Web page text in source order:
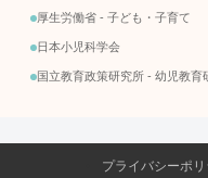
厚生労働省 - 子ども・子育て
日本小児科学会
国立教育政策研究所 - 幼児教育
プライバシーポリ